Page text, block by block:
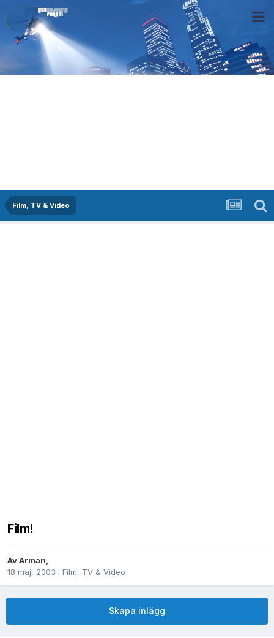
Film, TV & Video
Film!
AvArman,
18 maj, 2003 i Film, TV & Video
Skapa inlägg